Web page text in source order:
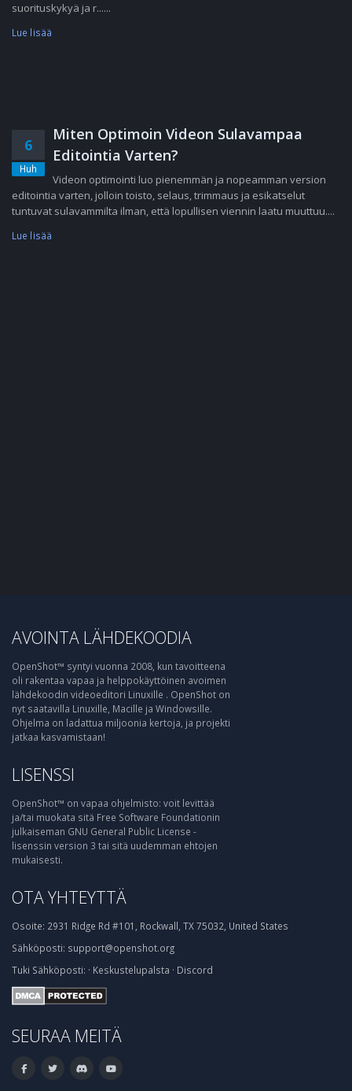
suorituskykyä ja r......
Lue lisää
6
Huh
Miten Optimoin Videon Sulavampaa
Editointia Varten?
Videon optimointi luo pienemmän ja nopeamman version
editointia varten, jolloin toisto, selaus, trimmaus ja esikatselut
tuntuvat sulavammilta ilman, että lopullisen viennin laatu muuttuu....
Lue lisää
AVOINTA LÄHDEKOODIA
OpenShot™ syntyi vuonna 2008, kun tavoitteena
oli rakentaa vapaa ja helppokäyttöinen avoimen
lähdekoodin videoeditori Linuxille . OpenShot on
nyt saatavilla Linuxille, Macille ja Windowsille.
Ohjelma on ladattua miljoonia kertoja, ja projekti
jatkaa kasvamistaan!
LISENSSI
OpenShot™ on vapaa ohjelmisto: voit levittää
ja/tai muokata sitä Free Software Foundationin
julkaiseman GNU General Public License -
lisenssin version 3 tai sitä uudemman ehtojen
mukaisesti.
OTA YHTEYTTÄ
Osoite: 2931 Ridge Rd #101, Rockwall, TX 75032, United States
Sähköposti: support@openshot.org
Tuki Sähköposti: · Keskustelupalsta · Discord
SEURAA MEITÄ